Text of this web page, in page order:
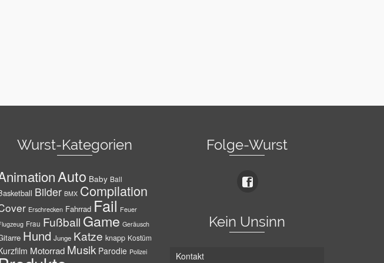
Wurst-Kategorien
Auto Baby Ball
Bilder BMX Compilation
Erschrecken Fahrrad Fail Feuer
Frau Fußball Game Geräusch
Hund Junge Katze knapp Kostüm
Motorrad Musik Parodie Polizei
Folge-Wurst
Kein Unsinn
Kontakt